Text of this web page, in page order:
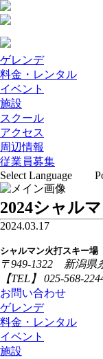
ゲレンデ
料金・レンタル
イベント
施設
スクール
アクセス
周辺情報
従業員募集
2024シャル
2024.03.17
シャルマン火打スキー場
〒949-1322 新潟県
【TEL】 025-568-
お問い合わせ
ゲレンデ
料金・レンタル
イベント
施設